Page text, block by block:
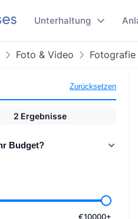
Unterhaltung
Foto & Video Fotografie
Zurücksetzen
2 Ergebnisse
Budget?
€10000+